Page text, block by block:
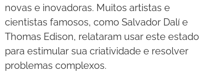
novas e inovadoras. Muitos artistas e
cientistas famosos, como Salvador Dalí e
Thomas Edison, relataram usar este estado
para estimular sua criatividade e resolver
problemas complexos.